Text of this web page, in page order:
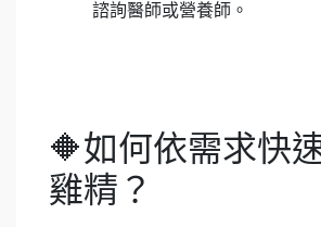
諮詢醫師或營養師。
🔶如何依需求快
雞精？